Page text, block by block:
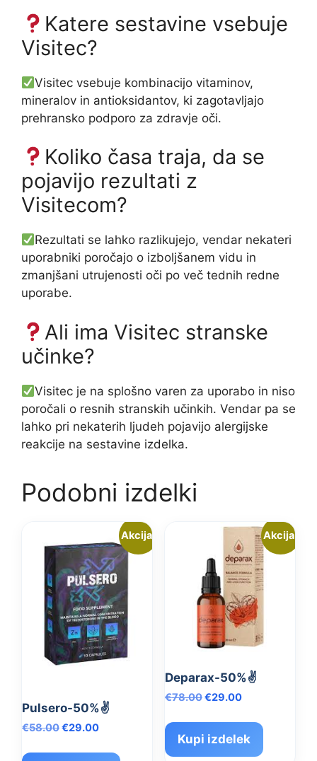
Katere sestavine vsebuje
Visitec?
Visitec vsebuje kombinacijo vitaminov,
mineralov in antioksidantov, ki zagotavljajo
prehransko podporo za zdravje oči.
Koliko časa traja, da se
pojavijo rezultati z
Visitecom?
Rezultati se lahko razlikujejo, vendar nekateri
uporabniki poročajo o izboljšanem vidu in
zmanjšani utrujenosti oči po več tednih redne
uporabe.
Ali ima Visitec stranske
učinke?
Visitec je na splošno varen za uporabo in niso
poročali o resnih stranskih učinkih. Vendar pa se
lahko pri nekaterih ljudeh pojavijo alergijske
reakcije na sestavine izdelka.
Podobni izdelki
Akcija!
Pulsero-50%✌️
€58.00Izvirna
je
€29.00Trenutna
je:
Akcija!
Deparax-50%✌️
€78.00Izvirna
je
bila:
€78.00.
€29.00Trenutna
je:
€29.00.
Kupi izdelek